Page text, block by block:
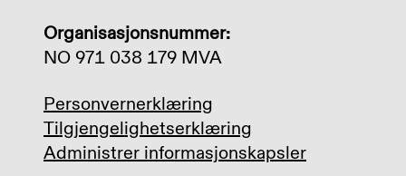
Organisasjonsnummer:
NO 971 038 179 MVA
Personvernerklæring
Tilgjengelighetserklæring
Administrer informasjonskapsler